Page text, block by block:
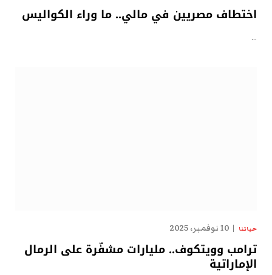
اختطاف مصريين في مالي.. ما وراء الكواليس
…
حياتنا 10 نوفمبر، 2025
ترامب وويتكوف.. مليارات مشفّرة على الرمال
الإماراتية